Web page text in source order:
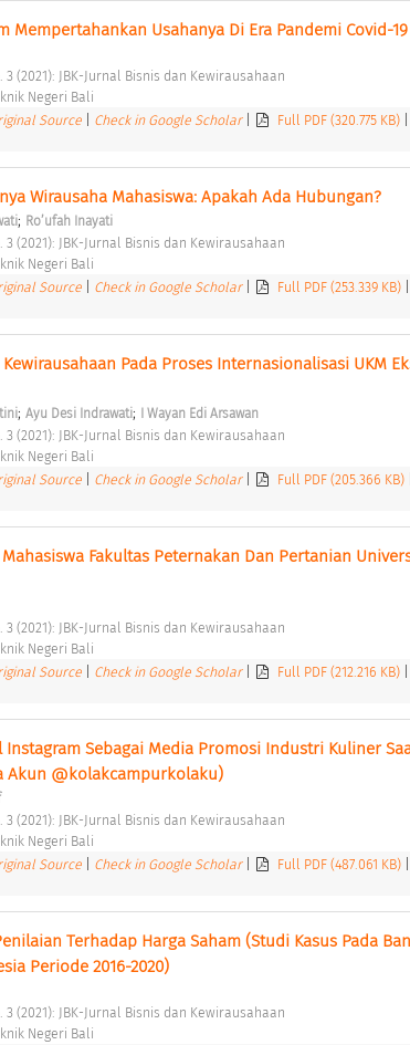
Mempertahankan Usahanya Di Era Pandemi Covid-19
(2021): JBK-Jurnal Bisnis dan Kewirausahaan
Negeri Bali
Source Check in Google Scholar Full PDF (320.775 KB)
Wirausaha Mahasiswa: Apakah Ada Hubungan?
; Ro’ufah Inayati
(2021): JBK-Jurnal Bisnis dan Kewirausahaan
Negeri Bali
Source Check in Google Scholar Full PDF (253.339 KB)
Pada Proses Internasionalisasi UKM
; Ayu Desi Indrawati; I Wayan Edi Arsawan
(2021): JBK-Jurnal Bisnis dan Kewirausahaan
Negeri Bali
Source Check in Google Scholar Full PDF (205.366 KB)
Fakultas Peternakan Dan Pertanian
(2021): JBK-Jurnal Bisnis dan Kewirausahaan
Negeri Bali
Source Check in Google Scholar Full PDF (212.216 KB)
Sebagai Media Promosi Industri Kuliner
Akun @kolakcampurkolaku)
(2021): JBK-Jurnal Bisnis dan Kewirausahaan
Negeri Bali
Source Check in Google Scholar Full PDF (487.061 KB)
Terhadap Harga Saham (Studi Kasus Pada
Periode 2016-2020)
(2021): JBK-Jurnal Bisnis dan Kewirausahaan
Negeri Bali